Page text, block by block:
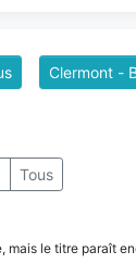
Clermont -
Tous
mais le titre paraît